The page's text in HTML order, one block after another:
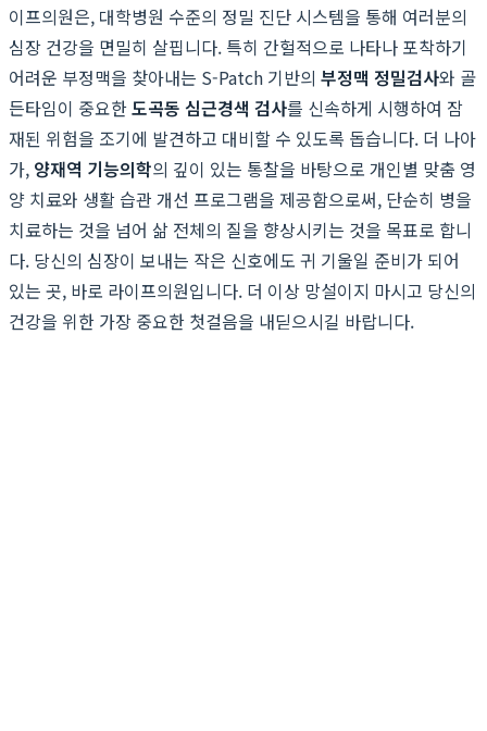
이프의원은, 대학병원 수준의 정밀 진단 시스템을 통해 여러분의
심장 건강을 면밀히 살핍니다. 특히 간헐적으로 나타나 포착하기
어려운 부정맥을 찾아내는 S-Patch 기반의 부정맥 정밀검사와 골
든타임이 중요한도곡동 심근경색 검사를 신속하게 시행하여 잠
재된 위험을 조기에 발견하고 대비할 수 있도록 돕습니다. 더 나아
가, 양재역 기능의학의 깊이 있는 통찰을 바탕으로 개인별 맞춤 영
양 치료와 생활 습관 개선 프로그램을 제공함으로써, 단순히 병을
치료하는 것을 넘어 삶 전체의 질을 향상시키는 것을 목표로 합니
다. 당신의 심장이 보내는 작은 신호에도 귀 기울일 준비가 되어
있는 곳, 바로 라이프의원입니다. 더 이상 망설이지 마시고 당신의
건강을 위한 가장 중요한 첫걸음을 내딛으시길 바랍니다.